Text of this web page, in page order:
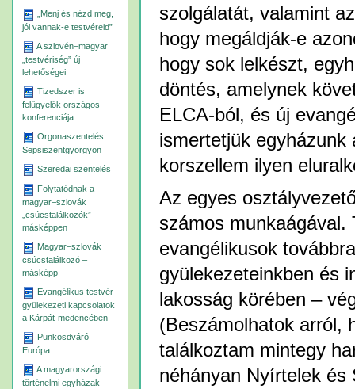
„Menj és nézd meg,
jól vannak-e testvéreid”
A szlovén–magyar
„testvériség” új
lehetőségei
Tizedszer is
felügyelők országos
konferenciája
Orgonaszentelés
Sepsiszentgyörgyön
Szeredai szentelés
Folytatódnak a
magyar–szlovák
„csúcstalálkozók” –
másképpen
Magyar–szlovák
csúcstalálkozó –
másképp
Evangélikus testvér-
gyülekezeti kapcsolatok
a Kárpát-medencében
Pünkösdváró
Európa
A magyarországi
történelmi egyházak
szolgálatát, valamint
hogy megáldják-e
hogy sok lelkészt,
döntés, amelynek
ELCA-ból, és új
ismertetjük egyházunk
korszellem ilyen
Az egyes
számos
evangélikusok
gyülekezeteinkben és
lakosság körében –
(Beszámolhatok arról,
találkoztam mintegy
néhányan Nyírtelek és